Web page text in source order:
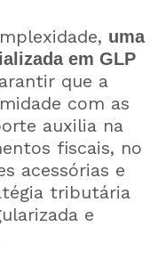
uma
em GLP
que a
com as
auxilia na
fiscais, no
acessórias e
tributária
e